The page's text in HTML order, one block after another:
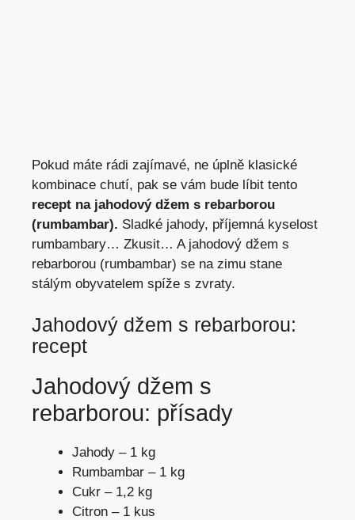
Pokud máte rádi zajímavé, ne úplně klasické
kombinace chutí, pak se vám bude líbit tento
recept na jahodový džem s rebarborou
(rumbambar). Sladké jahody, příjemná kyselost
rumbambary… Zkusit… A jahodový džem s
rebarborou (rumbambar) se na zimu stane
stálým obyvatelem spíže s zvraty.
Jahodový džem s rebarborou:
recept
Jahodový džem s
rebarborou: přísady
Jahody – 1 kg
Rumbambar – 1 kg
Cukr – 1,2 kg
Citron – 1 kus